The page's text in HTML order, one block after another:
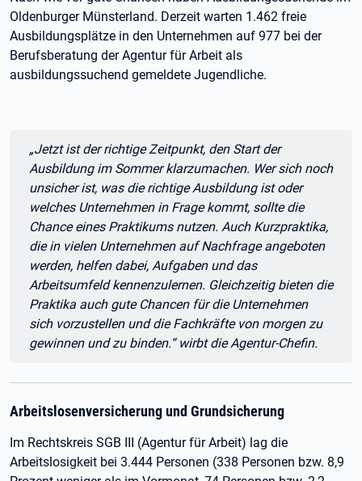
Oldenburger Münsterland. Derzeit warten 1.462 freie
Ausbildungsplätze in den Unternehmen auf 977 bei der
Berufsberatung der Agentur für Arbeit als
ausbildungssuchend gemeldete Jugendliche.
Zitat:
„Jetzt ist der richtige Zeitpunkt, den Start der
Ausbildung im Sommer klarzumachen. Wer sich noch
unsicher ist, was die richtige Ausbildung ist oder
welches Unternehmen in Frage kommt, sollte die
Chance eines Praktikums nutzen. Auch Kurzpraktika,
die in vielen Unternehmen auf Nachfrage angeboten
werden, helfen dabei, Aufgaben und das
Arbeitsumfeld kennenzulernen. Gleichzeitig bieten die
Praktika auch gute Chancen für die Unternehmen
sich vorzustellen und die Fachkräfte von morgen zu
gewinnen und zu binden.“ wirbt die Agentur-Chefin.
Arbeitslosenversicherung und Grundsicherung
Im Rechtskreis SGB III (Agentur für Arbeit) lag die
Arbeitslosigkeit bei 3.444 Personen (338 Personen bzw. 8,9